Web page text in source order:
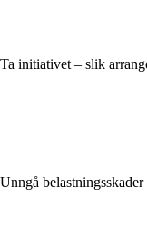
Ta initiativet – slik
Unngå